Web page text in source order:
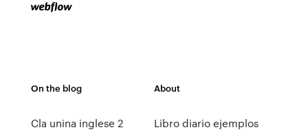
On the blog
Cla unina inglese 2
About
Libro diario ejemplos